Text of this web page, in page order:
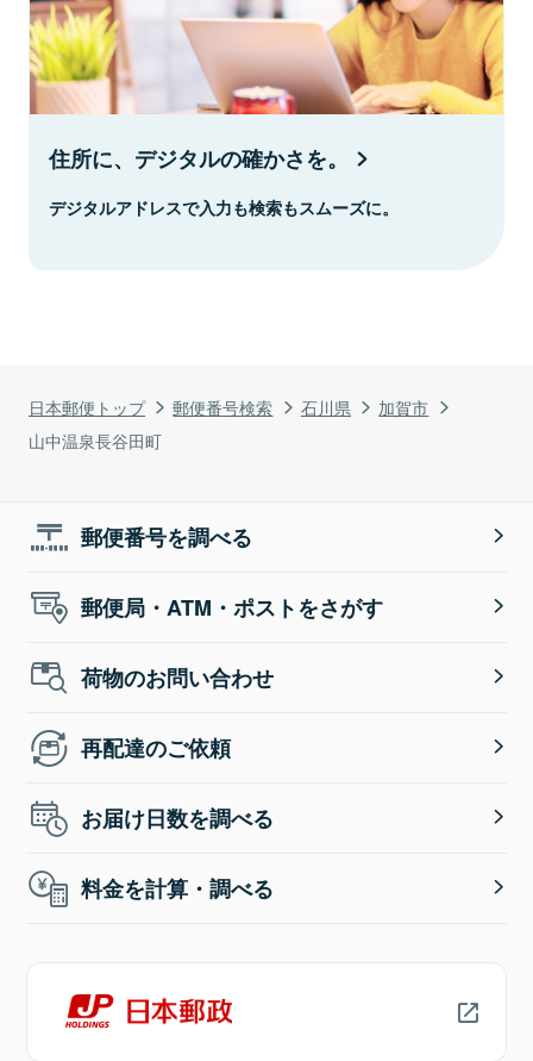
日本郵便トップ 郵便番号検索 石川県
加賀市
山中温泉長谷田町
住所に、デジタルの確かさを。
デジタルアドレスで入力も検索もスムーズに。
郵便番号を調べる
郵便局・ATM・ポストをさがす
荷物のお問い合わせ
再配達のご依頼
お届け日数を調べる
料金を計算・調べる